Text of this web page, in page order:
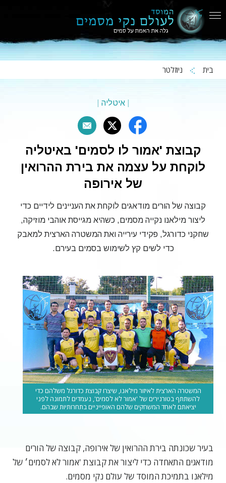
בית ניוזלטר
איטליה
קבוצת 'אמור לו לסמים' באיטליה
לוקחת על עצמה את בירת ההרואין
של אירופה
קבוצה של הורים מודאגים לוקחת את העניינים לידיים כדי
ליצור מילאנו נקייה מסמים, כשהיא מגייסת אוהבי מוזיקה,
שחקני כדורגל, פקידי עירייה ואת המשטרה הארצית למאבק
כדי לשים קץ לשימוש בסמים בעירם.
המשטרה הארצית לאיזור מילאנו, שיצרו קבוצת כדורגל משלהם כדי
להשתתף בטורנירים של 'אמור לא לסמים', נעמדים לתמונה לפני
יציאתם לאחד המשחקים שלהם האופייניים בתחרותיות שבהם.
בעיר שכונתה בירת ההרואין של אירופה, קבוצה של הורים
מודאגים התאחדה כדי ליצור את קבוצת 'אמור לא לסמים׳ של
מילאנו בתמיכת המוסד של עולם נקי מסמים.